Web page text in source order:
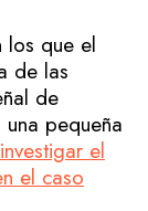
los que el
de las
de
pequeña
el
el caso